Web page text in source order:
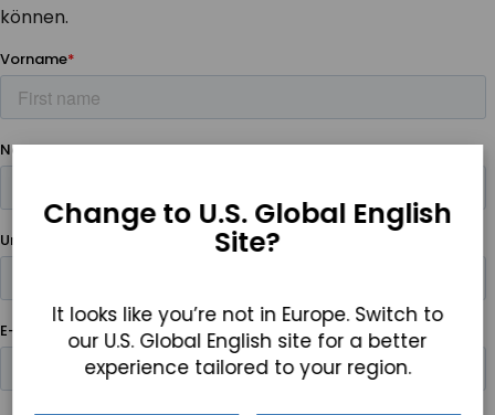
können.
Change to U.S. Global English
Site?
It looks like you’re not in Europe. Switch to
our U.S. Global English site for a better
experience tailored to your region.